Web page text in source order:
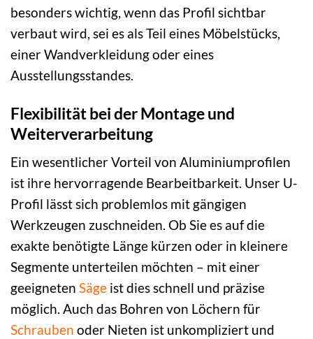
besonders wichtig, wenn das Profil sichtbar
verbaut wird, sei es als Teil eines Möbelstücks,
einer Wandverkleidung oder eines
Ausstellungsstandes.
Flexibilität bei der Montage und
Weiterverarbeitung
Ein wesentlicher Vorteil von Aluminiumprofilen
ist ihre hervorragende Bearbeitbarkeit. Unser U-
Profil lässt sich problemlos mit gängigen
Werkzeugen zuschneiden. Ob Sie es auf die
exakte benötigte Länge kürzen oder in kleinere
Segmente unterteilen möchten – mit einer
geeigneten Säge ist dies schnell und präzise
möglich. Auch das Bohren von Löchern für
Schrauben oder Nieten ist unkompliziert und